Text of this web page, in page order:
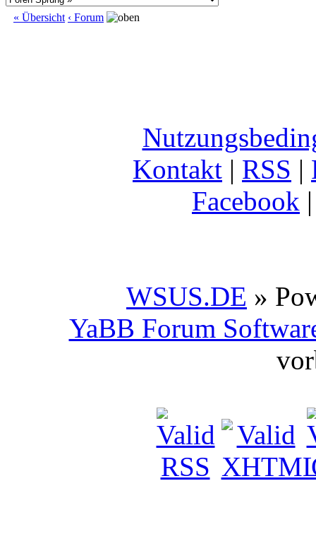
« Übersicht ‹ Forum
Kontakt | RSS |
Facebook
WSUS.DE »
YaBB Forum